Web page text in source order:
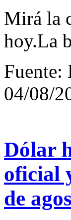
Mirá la
hoy.La
Fuente:
04/08/
Dólar
oficial
de